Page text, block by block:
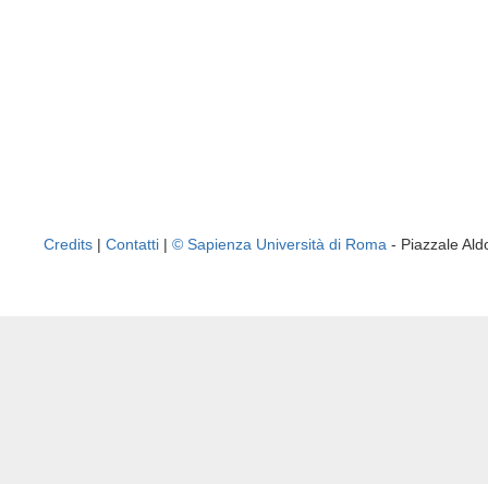
Credits | Contatti | © Sapienza Università di Roma - Piazzale